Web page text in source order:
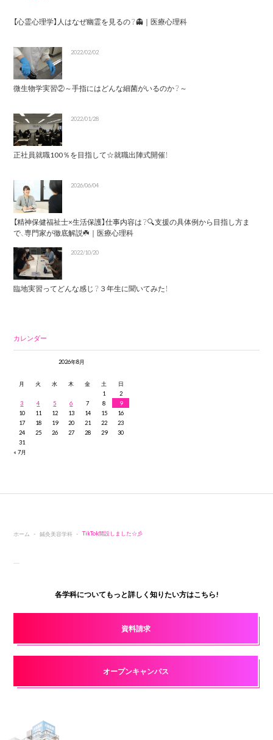
【心霊心理学】人はなぜ幽霊を見るの？👻｜医療心理科
2022/02/02
微生物学実習②～手指にはどんな細菌がいるのか？～
2022/01/28
正社員就職100％を目指して☆就職出陣式開催！
2026/06/04
【精神保健福祉士×生活保護】仕事内容は？🔍支援の具体例から目指し方ま
で、専門家が徹底解説☘️｜医療心理科
2022/10/20
臨地実習ってどんな感じ？３年生に聞いてみた！
カレンダー
2026年8月
月 火 水 木 金 土
日
1
2
3
4 5 6 7 8
9
10
11 12 13 14 15
16
17
18 19 20 21 22
23
24
25 26 27 28 29
30
31
« 7月
ホーム 鍼灸美容学科 TikTok開設しました☆彡
各学科についてもっと詳しく知りたい方はこちら!
資料請求
オープンキャンパス